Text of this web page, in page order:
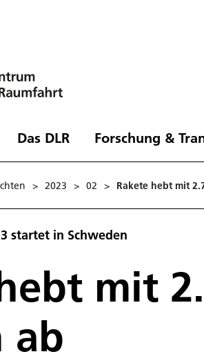
Das DLR Forschung &
> 2023 > 02 > Rakete hebt mit
startet in Schweden
mit
ab